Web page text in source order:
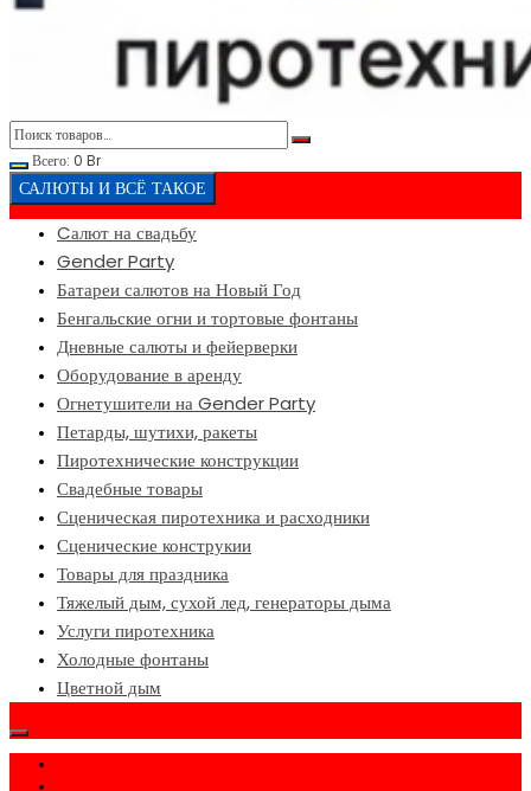
Всего: 0 Br
САЛЮТЫ И ВСЁ ТАКОЕ
Cалют на свадьбу
Gender Party
Батареи салютов на Новый Год
Бенгальские огни и тортовые фонтаны
Дневные салюты и фейерверки
Оборудование в аренду
Огнетушители на Gender Party
Петарды, шутихи, ракеты
Пиротехнические конструкции
Свадебные товары
Сценическая пиротехника и расходники
Сценические конструкии
Товары для праздника
Тяжелый дым, сухой лед, генераторы дыма
Услуги пиротехника
Холодные фонтаны
Цветной дым